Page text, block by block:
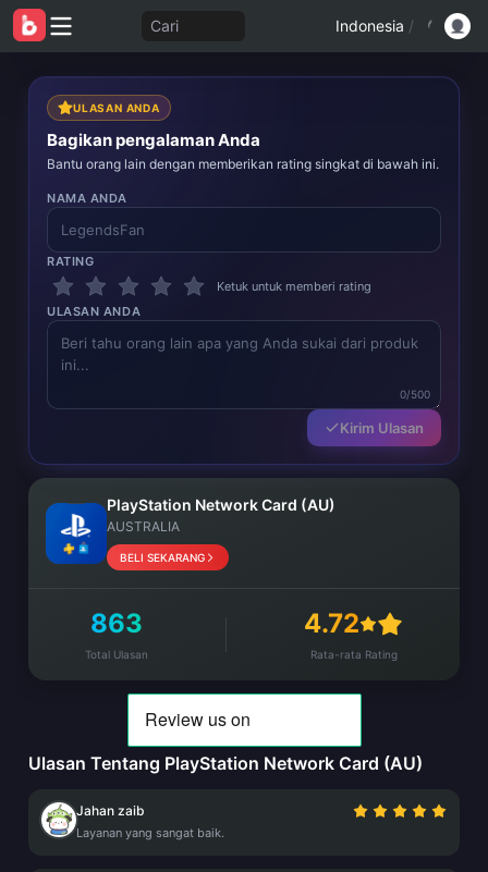
Cari Indonesia /
ULASAN ANDA
Bagikan pengalaman Anda
Bantu orang lain dengan memberikan rating singkat di bawah ini.
NAMA ANDA
RATING
Ketuk untuk memberi rating
ULASAN ANDA
0/500
Kirim Ulasan
PlayStation Network Card (AU)
AUSTRALIA
BELI SEKARANG
863
Total Ulasan
4.72
Rata-rata Rating
Ulasan Tentang PlayStation Network Card (AU)
Jahan zaib
Layanan yang sangat baik.